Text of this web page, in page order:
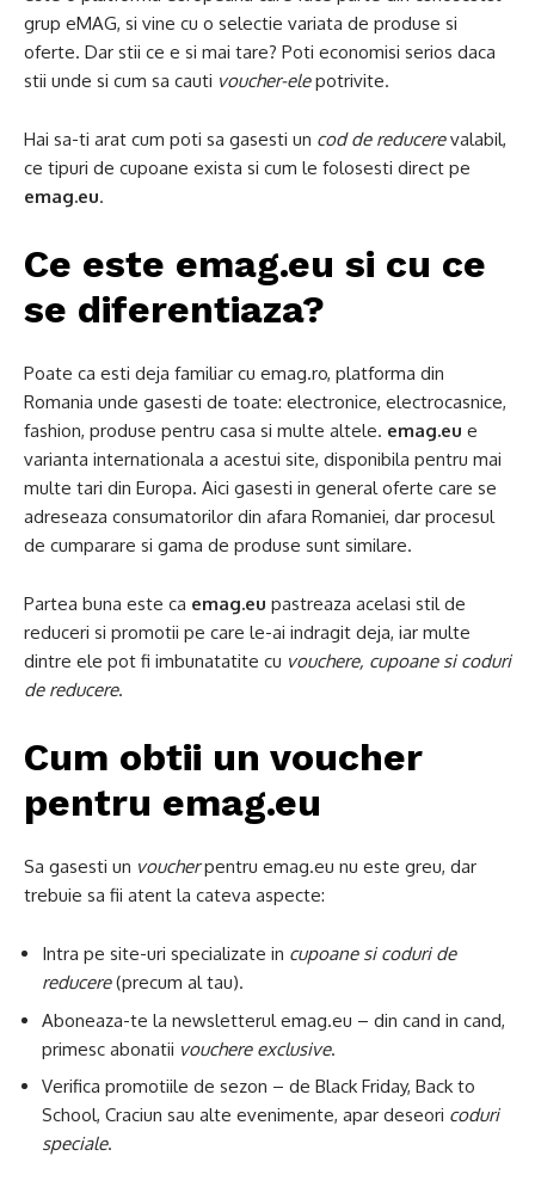
grup eMAG, si vine cu o selectie variata de produse si
oferte. Dar stii ce e si mai tare? Poti economisi serios daca
stii unde si cum sa cauti voucher-elepotrivite.
Hai sa-ti arat cum poti sa gasesti un cod de reducerevalabil,
ce tipuri de cupoane exista si cum le folosesti direct pe
emag.eu.
Ce este emag.eu si cu ce
se diferentiaza?
Poate ca esti deja familiar cu emag.ro, platforma din
Romania unde gasesti de toate: electronice, electrocasnice,
fashion, produse pentru casa si multe altele. emag.eu e
varianta internationala a acestui site, disponibila pentru mai
multe tari din Europa. Aici gasesti in general oferte care se
adreseaza consumatorilor din afara Romaniei, dar procesul
de cumparare si gama de produse sunt similare.
Partea buna este ca emag.eu pastreaza acelasi stil de
reduceri si promotii pe care le-ai indragit deja, iar multe
dintre ele pot fi imbunatatite cu vouchere, cupoane si coduri
de reducere.
Cum obtii un voucher
pentru emag.eu
Sa gasesti un voucherpentru emag.eu nu este greu, dar
trebuie sa fii atent la cateva aspecte:
Intra pe site-uri specializate in cupoane si coduri de
reducere(precum al tau).
Aboneaza-te la newsletterul emag.eu – din cand in cand,
primesc abonatii vouchere exclusive.
Verifica promotiile de sezon – de Black Friday, Back to
School, Craciun sau alte evenimente, apar deseori coduri
speciale.